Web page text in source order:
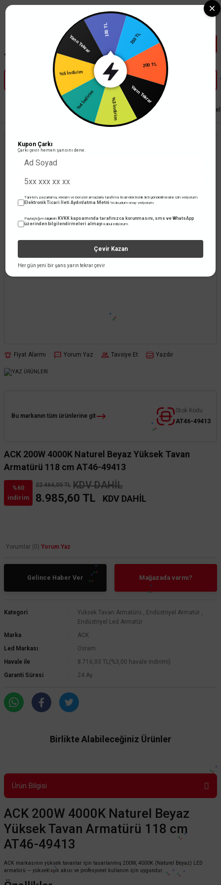
Tüm Banka Kartlarına Vade Farksız 3-5 Taksit Fırsatı Mailorder ile
Aydınlatma Yüksek Tavan Armatürü ACK 200W 4000K
Fiyat Alarmı Yorum Yaz Tavsiye Et Yazdır
Bu markanın tüm ürünlerine git
Stok Kodu
AT46-49413
ACK 200W 4000K Naturel Beyaz Yüksek Tavan
Armatürü 118 cm AT46-49413
%60
indirim
22.464,00 TL KDV DAHİL
8.985,60 TL KDV DAHİL
Yorumlar (0) Yorum Yaz
Gelince Haber Ver Mağazada varmı?
Kategori Yüksek Tavan Armatürü Endüstriyel Armatür
Endüstriyel Led Armatür
Marka
ACK
Led Markası
Osram
Havale ile
8.716,03 TL (%3,00 havale indirimi)
Garanti Süresi
24 Ay
Birlikte Alabileceğiniz Ürünler
Ürün Bilgisi
ACK 200W 4000K Naturel Beyaz
Yüksek Tavan Armatürü 118 cm
AT46-49413
ACK markasının yüksek tavanlar için tasarlanmış 200W, 4000K (Naturel Beyaz) LED
armatürü — yüksek ışık akısı ve profesyonel kullanım için uygundur.
100 TL 150 TL
200 TL
Yarın Tekrar
%3 İndirim
%4 İndirim
%5 İndirim
Yarın Tekrar
Kupon Çarkı
Çarkı çevir hemen şansını dene.
Tanıtım, pazarlama, reklam ve benzeri amaçlarla tarafıma ticari elektronik ileti gönderilmesine izin veriyorum.
Elektronik Ticari İleti Aydınlatma Metni 'ni okudum onay veriyorum.
Paylaştığım bilgilerin KVKK kapsamında tarafınızca korunmasını, sms ve WhatsApp
üzerinden bilgilendirmeleri almayı kabul ediyorum.
Çevir Kazan
Her gün yeni bir şans yarın tekrar çevir